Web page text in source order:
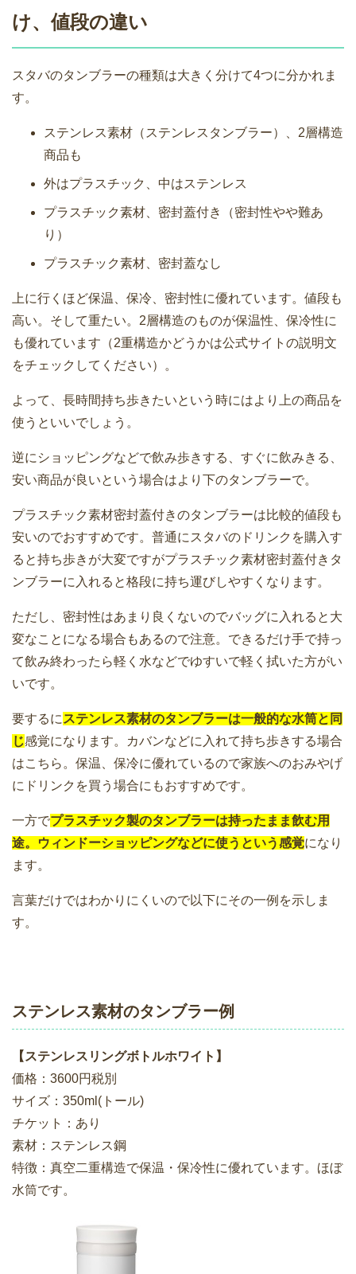
け、値段の違い
スタバのタンブラーの種類は大きく分けて4つに分かれま
す。
ステンレス素材（ステンレスタンブラー）、2層構造
商品も
外はプラスチック、中はステンレス
プラスチック素材、密封蓋付き（密封性やや難あ
り）
プラスチック素材、密封蓋なし
上に行くほど保温、保冷、密封性に優れています。値段も
高い。そして重たい。2層構造のものが保温性、保冷性に
も優れています（2重構造かどうかは公式サイトの説明文
をチェックしてください）。
よって、長時間持ち歩きたいという時にはより上の商品を
使うといいでしょう。
逆にショッピングなどで飲み歩きする、すぐに飲みきる、
安い商品が良いという場合はより下のタンブラーで。
プラスチック素材密封蓋付きのタンブラーは比較的値段も
安いのでおすすめです。普通にスタバのドリンクを購入す
ると持ち歩きが大変ですがプラスチック素材密封蓋付きタ
ンブラーに入れると格段に持ち運びしやすくなります。
ただし、密封性はあまり良くないのでバッグに入れると大
変なことになる場合もあるので注意。できるだけ手で持っ
て飲み終わったら軽く水などでゆすいで軽く拭いた方がい
いです。
要するに ステンレス素材のタンブラーは一般的な水筒と同
じ感覚になります。カバンなどに入れて持ち歩きする場合
はこちら。保温、保冷に優れているので家族へのおみやげ
にドリンクを買う場合にもおすすめです。
一方でプラスチック製のタンブラーは持ったまま飲む用
途。ウィンドーショッピングなどに使うという感覚になり
ます。
言葉だけではわかりにくいので以下にその一例を示しま
す。
ステンレス素材のタンブラー例
【ステンレスリングボトルホワイト】
価格：3600円税別
サイズ：350ml(トール)
チケット：あり
素材：ステンレス鋼
特徴：真空二重構造で保温・保冷性に優れています。ほぼ
水筒です。